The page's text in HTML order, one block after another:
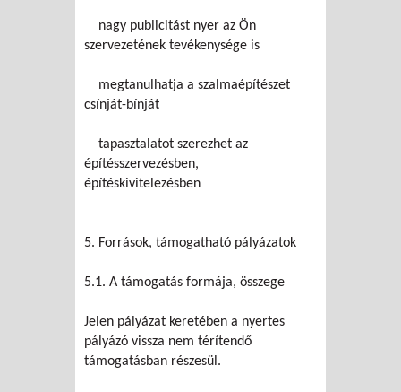
nagy publicitást nyer az Ön
szervezetének tevékenysége is
megtanulhatja a szalmaépítészet
csínját-bínját
tapasztalatot szerezhet az
építésszervezésben,
építéskivitelezésben
5. Források, támogatható pályázatok
5.1. A támogatás formája, összege
Jelen pályázat keretében a nyertes
pályázó vissza nem térítendő
támogatásban részesül.